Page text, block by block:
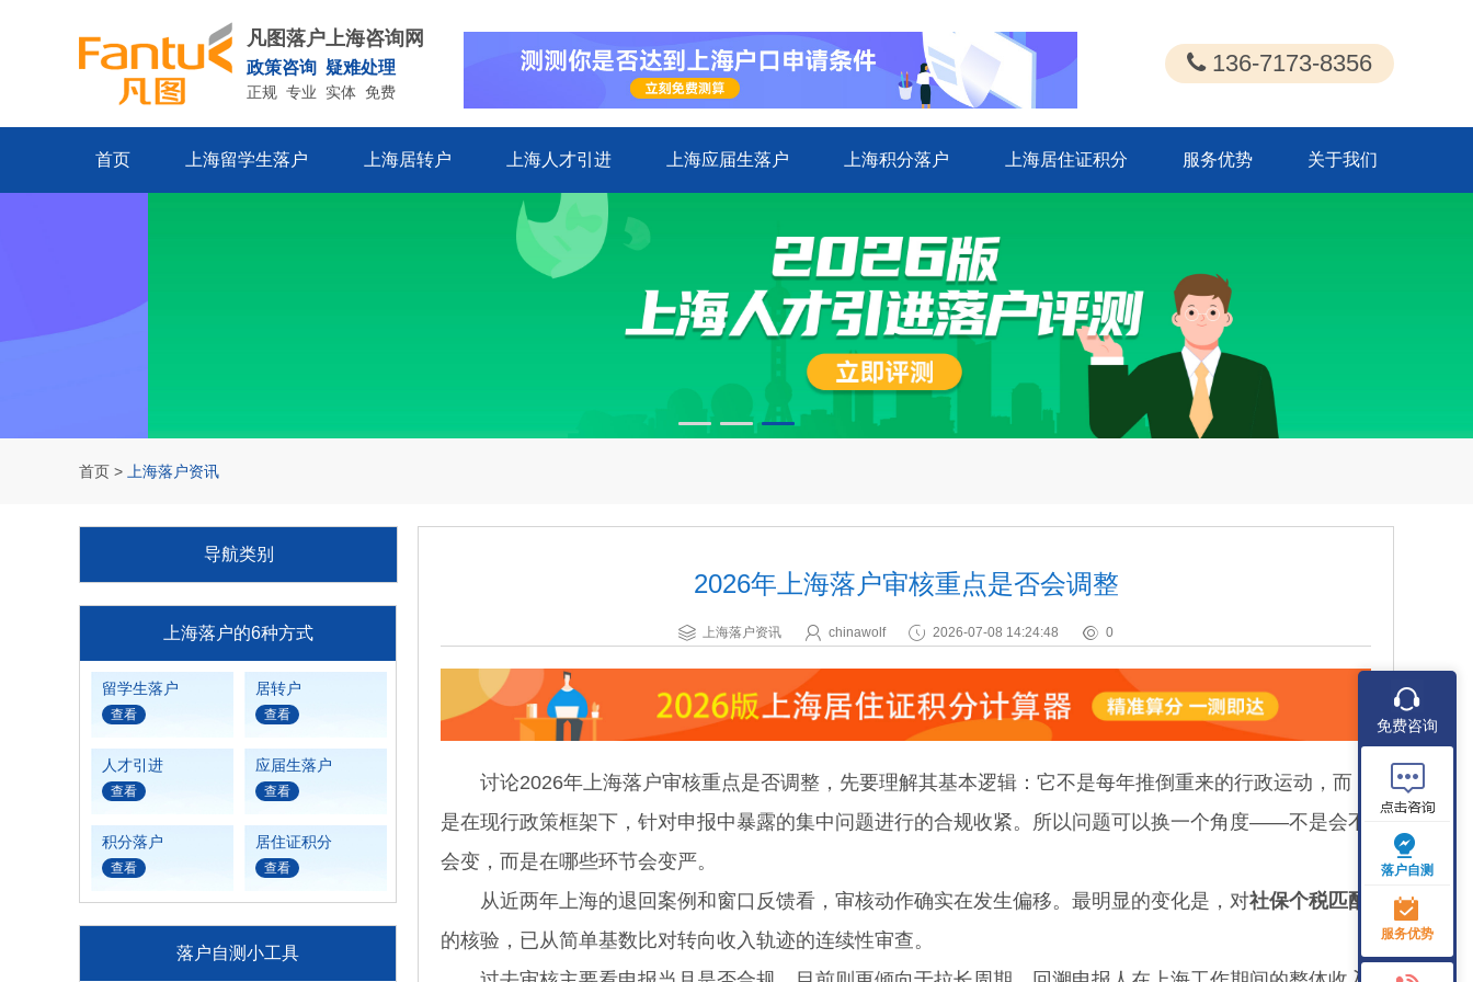
凡图落户上海咨询网
政策咨询 疑难处理
正规 专业 实体 免费
136-7173-8356
首页 上海留学生落户 上海居转户 上海人才引进 上海应届生落户 上海积分落户 上海居住证积分 服务优势 关于我们
首页 > 上海落户资讯
导航类别
上海落户的6种方式
留学生落户
查看
居转户
查看
人才引进
查看
应届生落户
查看
积分落户
查看
居住证积分
查看
落户自测小工具
2026年上海落户审核重点是否会调整
上海落户资讯 chinawolf 2026-07-08 14:24:48 0
讨论2026年上海落户审核重点是否调整，先要理解其基本逻辑：它不是每年推倒重来的行政运动，而
是在现行政策框架下，针对申报中暴露的集中问题进行的合规收紧。所以问题可以换一个角度——不是会不
会变，而是在哪些环节会变严。
从近两年上海的退回案例和窗口反馈看，审核动作确实在发生偏移。最明显的变化是，对社保个税匹配
的核验，已从简单基数比对转向收入轨迹的连续性审查。
免费咨询
落户自测
服务优势